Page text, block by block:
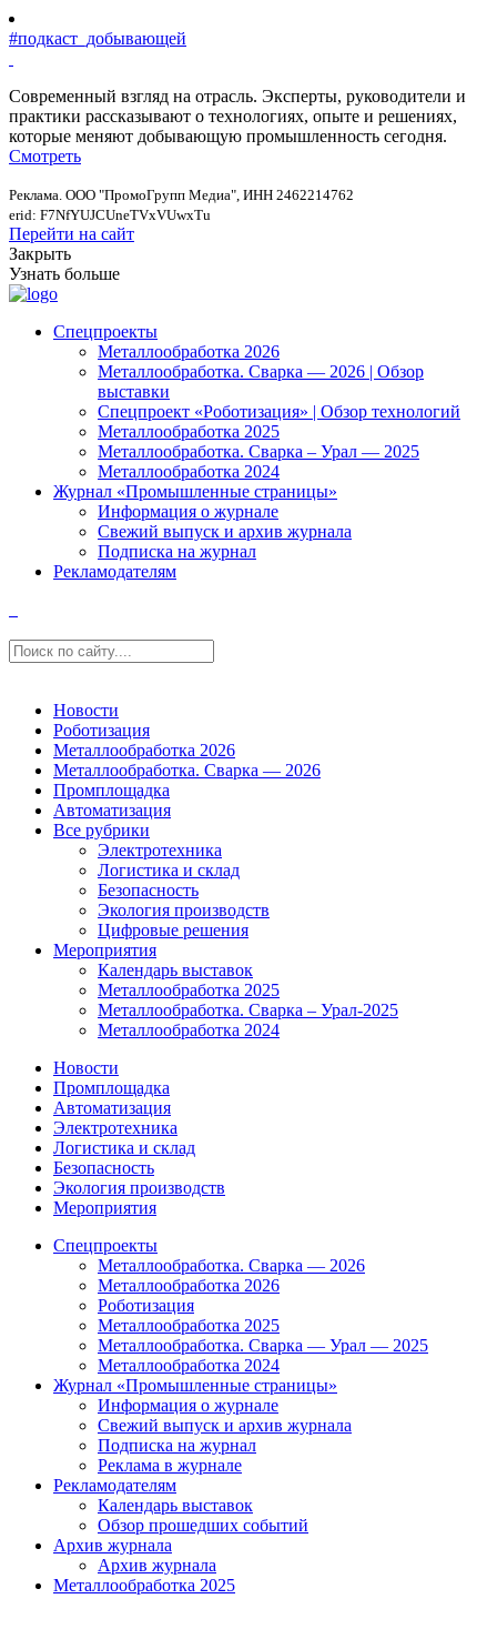
#подкаст_добывающей
Современный взгляд на отрасль. Эксперты, руководители и
практики рассказывают о технологиях, опыте и решениях,
которые меняют добывающую промышленность сегодня.
Смотреть
Реклама. ООО "ПромоГрупп Медиа", ИНН 2462214762
erid: F7NfYUJCUneTVxVUwxTu
Перейти на сайт
Закрыть
Узнать больше
Спецпроекты
Металлообработка 2026
Металлообработка. Сварка — 2026 | Обзор
выставки
Спецпроект «Роботизация» | Обзор технологий
Металлообработка 2025
Металлообработка. Сварка – Урал — 2025
Металлообработка 2024
Журнал «Промышленные страницы»
Информация о журнале
Свежий выпуск и архив журнала
Подписка на журнал
Рекламодателям
Новости
Роботизация
Металлообработка 2026
Металлообработка. Сварка — 2026
Промплощадка
Автоматизация
Все рубрики
Электротехника
Логистика и склад
Безопасность
Экология производств
Цифровые решения
Мероприятия
Календарь выставок
Металлообработка 2025
Металлообработка. Сварка – Урал-2025
Металлообработка 2024
Новости
Промплощадка
Автоматизация
Электротехника
Логистика и склад
Безопасность
Экология производств
Мероприятия
Спецпроекты
Металлообработка. Сварка — 2026
Металлообработка 2026
Роботизация
Металлообработка 2025
Металлообработка. Сварка — Урал — 2025
Металлообработка 2024
Журнал «Промышленные страницы»
Информация о журнале
Свежий выпуск и архив журнала
Подписка на журнал
Реклама в журнале
Рекламодателям
Календарь выставок
Обзор прошедших событий
Архив журнала
Архив журнала
Металлообработка 2025